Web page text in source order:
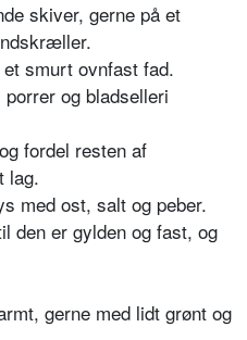
skiver, gerne på et
smurt ovnfast fad.
og bladselleri
fordel resten af
lag.
med ost, salt og peber.
den er gylden og fast, og
gerne med lidt grønt og